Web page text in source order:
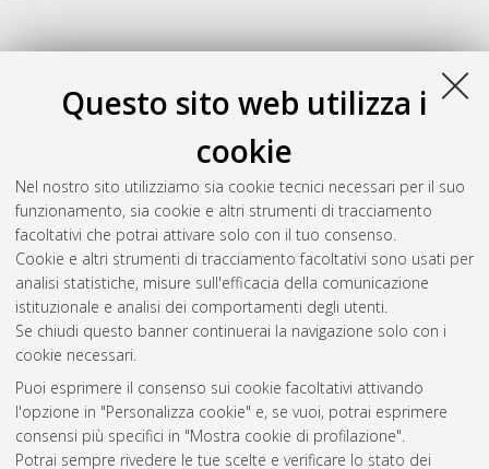
Questo sito web utilizza i
cookie
Nel nostro sito utilizziamo sia cookie tecnici necessari per il suo
funzionamento, sia cookie e altri strumenti di tracciamento
facoltativi che potrai attivare solo con il tuo consenso.
Cookie e altri strumenti di tracciamento facoltativi sono usati per
analisi statistiche, misure sull'efficacia della comunicazione
istituzionale e analisi dei comportamenti degli utenti.
Se chiudi questo banner continuerai la navigazione solo con i
cookie necessari.
Puoi esprimere il consenso sui cookie facoltativi attivando
l'opzione in "Personalizza cookie" e, se vuoi, potrai esprimere
consensi più specifici in "Mostra cookie di profilazione".
Potrai sempre rivedere le tue scelte e verificare lo stato dei
Gestione del documento:
Atom
Rss 1.0
Rss 2.0